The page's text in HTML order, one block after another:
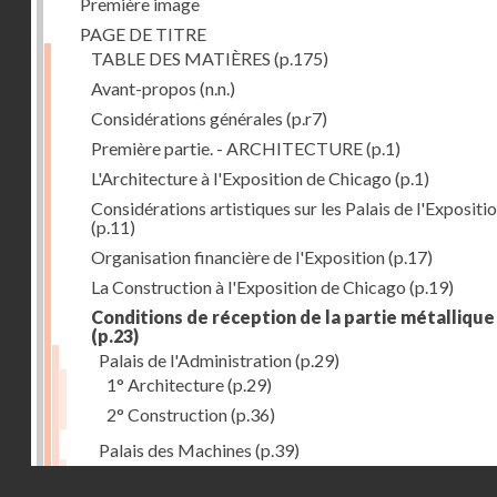
PAGE DE TITRE
TABLE DES MATIÈRES (p.175)
Avant-propos (n.n.)
Considérations générales (p.r7)
Première partie. - ARCHITECTURE(p.1)
L'Architecture à l'Exposition de Chicago (p.1)
Considérations artistiques sur les Palais de
(p.11)
Organisation financière de l'Exposition(p.17)
La Construction à l'Exposition de Chicago (p.19)
Conditions de réception de la partie métallique
(p.23)
Palais de l'Administration(p.29)
1° Architecture(p.29)
2° Construction(p.36)
Palais des Machines (p.39)